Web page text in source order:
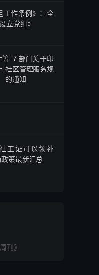
工作条例》：全
立党组》
７部门关于印
社区管理服务规
的通知
工证可以领补
策最新汇总
刊》